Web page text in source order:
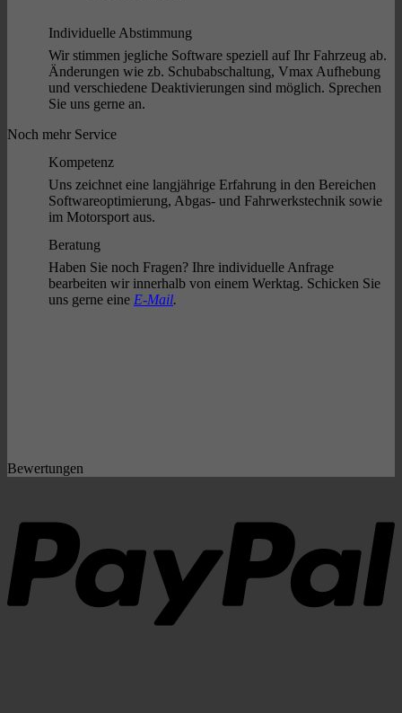
Individuelle Abstimmung
Wir stimmen jegliche Software speziell auf Ihr Fahrzeug ab.
Änderungen wie zb. Schubabschaltung, Vmax Aufhebung
und verschiedene Deaktivierungen sind möglich. Sprechen
Sie uns gerne an.
Noch mehr Service
Kompetenz
Uns zeichnet eine langjährige Erfahrung in den Bereichen
Softwareoptimierung, Abgas- und Fahrwerkstechnik sowie
im Motorsport aus.
Beratung
Haben Sie noch Fragen? Ihre individuelle Anfrage
bearbeiten wir innerhalb von einem Werktag. Schicken Sie
uns gerne eine E-Mail.
Bewertungen